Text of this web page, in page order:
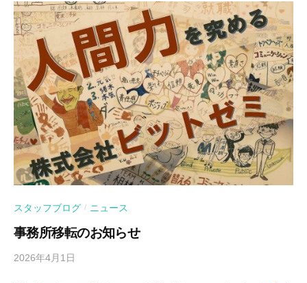
ッ
ト
ゼ
ミ
る
！
スタッフブログ / ニュース
事務所移転のお知らせ
2026年4月1日